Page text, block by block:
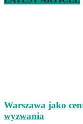
Warszawa jako
wyzwania